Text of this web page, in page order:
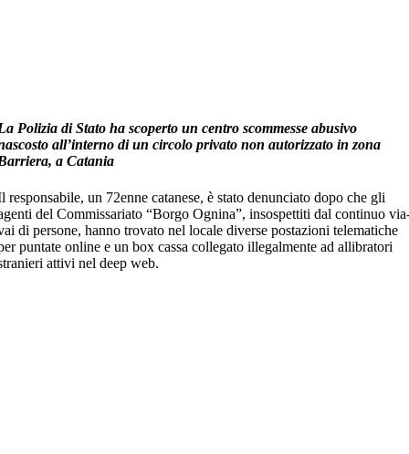
Polizia di Stato ha scoperto un centro scommesse abusivo
all’interno di un circolo privato non autorizzato in zona
a Catania
responsabile, un 72enne catanese, è stato denunciato dopo che gli
del Commissariato “Borgo Ognina”, insospettiti dal continuo
di persone, hanno trovato nel locale diverse postazioni telematiche
puntate online e un box cassa collegato illegalmente ad allibratori
attivi nel deep web.